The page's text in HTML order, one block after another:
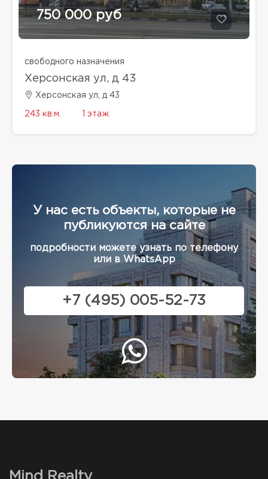
750 000 руб
свободного назначения
Херсонская ул, д 43
Херсонская ул, д 43
243 кв.м. 1 этаж
У нас есть объекты, которые не
публикуются на сайте
подробности можете узнать по телефону
или в WhatsApp
+7 (495) 005-52-73